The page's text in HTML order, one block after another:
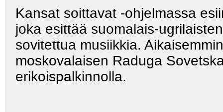
Kansat soittavat -ohjelmassa
joka esittää suomalais-
sovitettua musiikkia.
moskovalaisen Raduga
erikoispalkinnolla.